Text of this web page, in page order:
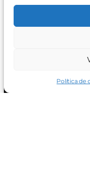
Política de